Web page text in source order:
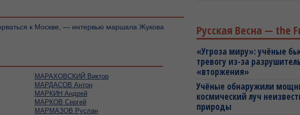
к Москве, — интервью маршала Жукова
МАРАХОВСКИЙ Виктор
МАРДАСОВ Антон
МАРКИН Андрей
МАРКОВ Сергей
МАРМАЗОВ Руслан
Русская Весна — the
«Угроза миру»: учёные
тревогу из-за
«вторжения»
Учёные обнаружили
космический луч
природы